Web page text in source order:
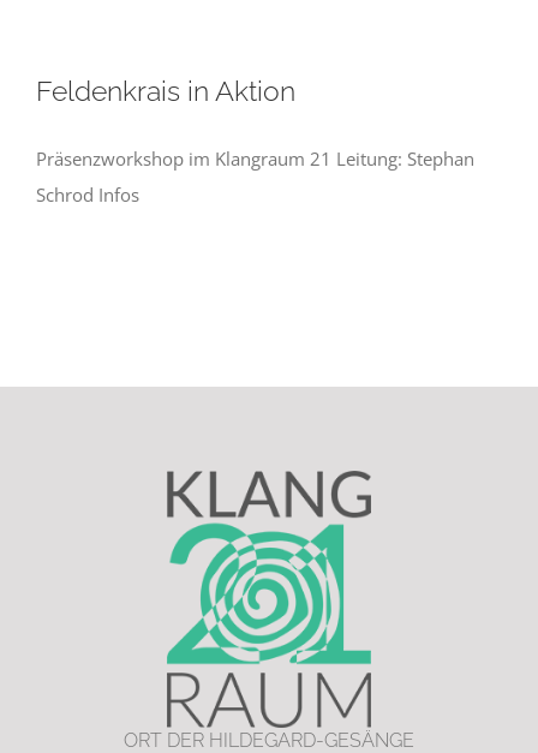
Feldenkrais in Aktion
Präsenzworkshop im Klangraum 21 Leitung: Stephan
Schrod Infos
ORT DER HILDEGARD-GESÄNGE